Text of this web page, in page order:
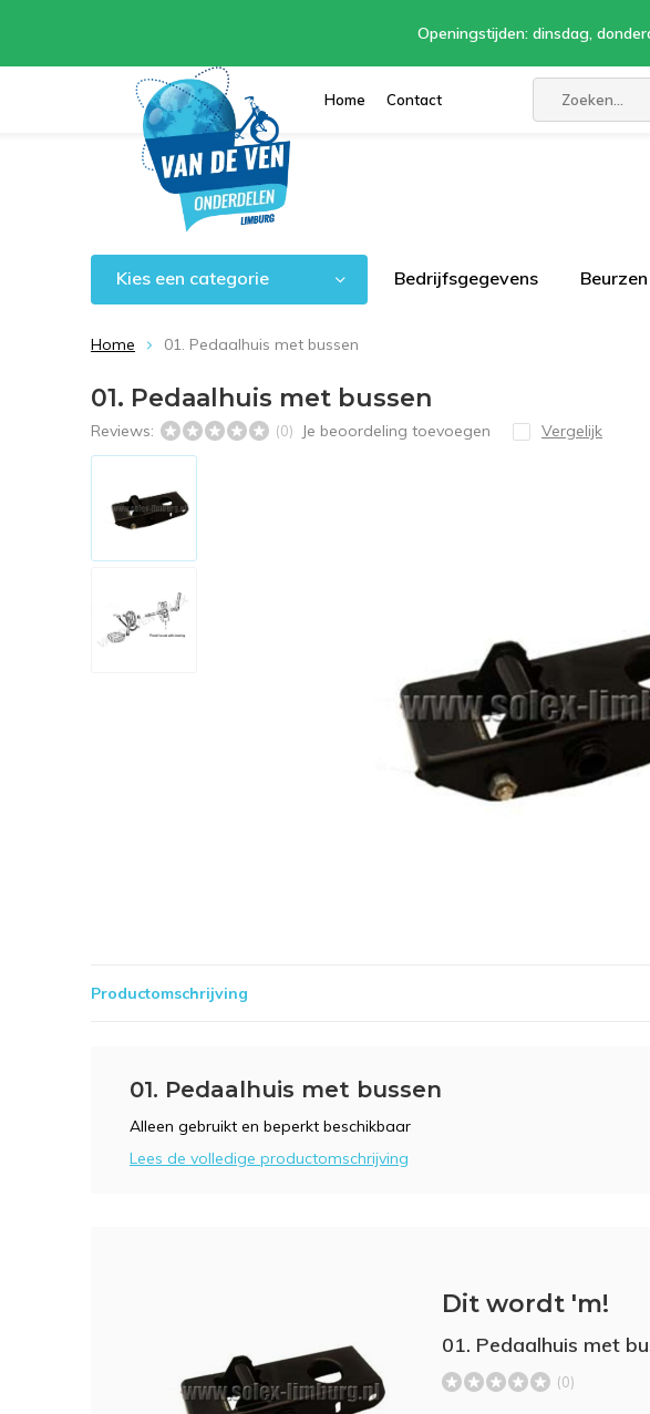
Home Contact
Openingstijden: dinsdag,
Kies een categorie Bedrijfsgegevens Beurzen
Home 01. Pedaalhuis met bussen
01. Pedaalhuis met bussen
Reviews: (0) Je beoordeling toevoegen Vergelijk
Productomschrijving
01. Pedaalhuis met bussen
Alleen gebruikt en beperkt beschikbaar
Lees de volledige productomschrijving
Dit wordt 'm!
01. Pedaalhuis met
(0)